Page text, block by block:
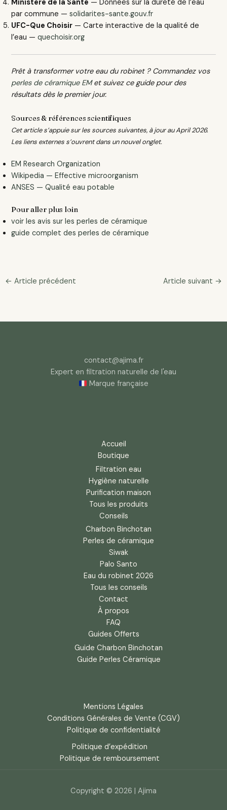
Ministère de la Santé — Données sur la dureté de l’eau
par commune —solidarites-sante.gouv.fr
UFC-Que Choisir — Carte interactive de la qualité de
l’eau —quechoisir.org
Prêt à transformer votre eau du robinet ? Commandez vos
perles de céramique EMet suivez ce guide pour des
résultats dès le premier jour.
Sources & références scientifiques
Cet article s’appuie sur les sources suivantes, à jour au April 2026.
Les liens externes s’ouvrent dans un nouvel onglet.
EM Research Organization
Wikipedia — Effective microorganism
ANSES — Qualité eau potable
Pour aller plus loin
voir les avis sur les perles de céramique
guide complet des perles de céramique
← Article précédent Article suivant →
contact@ajima.fr
Expert en filtration naturelle de l'eau
Marque française
Accueil
Boutique
Filtration eau
Hygiène naturelle
Purification maison
Tous les produits
Conseils
Charbon Binchotan
Perles de céramique
Siwak
Palo Santo
Eau du robinet 2026
Tous les conseils
Contact
À propos
FAQ
Guides Offerts
Guide Charbon Binchotan
Guide Perles Céramique
Mentions Légales
Conditions Générales de Vente (CGV)
Politique de confidentialité
Politique d’expédition
Politique de remboursement
Copyright © 2026 | Ajima